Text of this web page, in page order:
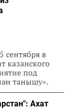
сентября в
казанского
под
танышу».
Ахат